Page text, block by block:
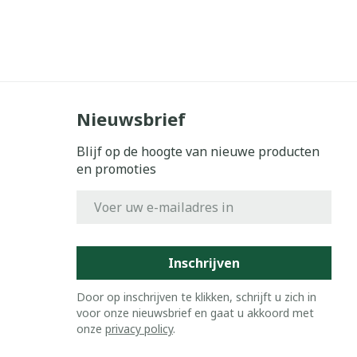
Nieuwsbrief
Blijf op de hoogte van nieuwe producten
en promoties
Inschrijven
Door op inschrijven te klikken, schrijft u zich in
voor onze nieuwsbrief en gaat u akkoord met
onze privacy policy.